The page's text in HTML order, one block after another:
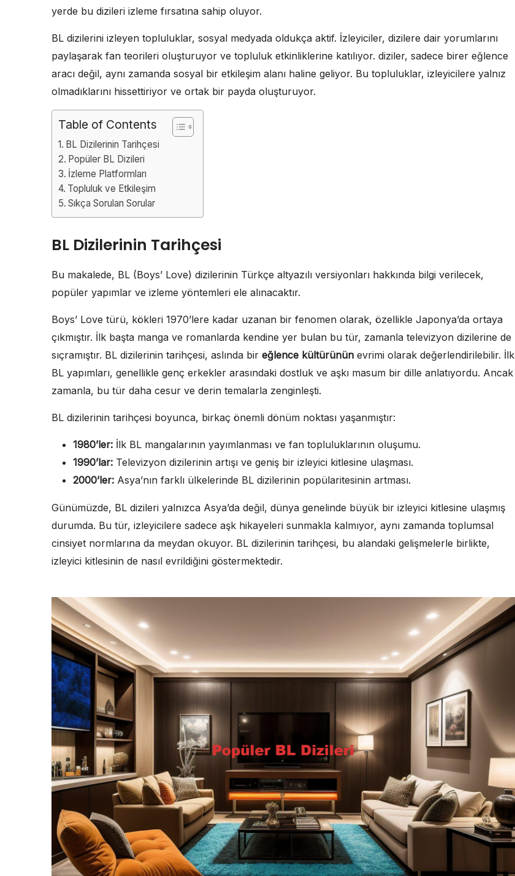
yerde bu dizileri izleme fırsatına sahip oluyor.
BL dizilerini izleyen topluluklar, sosyal medyada oldukça aktif. İzleyiciler, dizilere dair yorumlarını
paylaşarak fan teorileri oluşturuyor ve topluluk etkinliklerine katılıyor. diziler, sadece birer eğlence
aracı değil, aynı zamanda sosyal bir etkileşim alanı haline geliyor. Bu topluluklar, izleyicilere yalnız
olmadıklarını hissettiriyor ve ortak bir payda oluşturuyor.
Table of Contents
BL Dizilerinin Tarihçesi
Popüler BL Dizileri
İzleme Platformları
Topluluk ve Etkileşim
Sıkça Sorulan Sorular
BL Dizilerinin Tarihçesi
Bu makalede, BL (Boys’ Love) dizilerinin Türkçe altyazılı versiyonları hakkında bilgi verilecek,
popüler yapımlar ve izleme yöntemleri ele alınacaktır.
Boys’ Love türü, kökleri 1970’lere kadar uzanan bir fenomen olarak, özellikle Japonya’da ortaya
çıkmıştır. İlk başta manga ve romanlarda kendine yer bulan bu tür, zamanla televizyon dizilerine de
sıçramıştır. BL dizilerinin tarihçesi, aslında bir eğlence kültürünün evrimi olarak değerlendirilebilir. İlk
BL yapımları, genellikle genç erkekler arasındaki dostluk ve aşkı masum bir dille anlatıyordu. Ancak
zamanla, bu tür daha cesur ve derin temalarla zenginleşti.
BL dizilerinin tarihçesi boyunca, birkaç önemli dönüm noktası yaşanmıştır:
1980’ler: İlk BL mangalarının yayımlanması ve fan topluluklarının oluşumu.
1990’lar: Televizyon dizilerinin artışı ve geniş bir izleyici kitlesine ulaşması.
2000’ler: Asya’nın farklı ülkelerinde BL dizilerinin popülaritesinin artması.
Günümüzde, BL dizileri yalnızca Asya’da değil, dünya genelinde büyük bir izleyici kitlesine ulaşmış
durumda. Bu tür, izleyicilere sadece aşk hikayeleri sunmakla kalmıyor, aynı zamanda toplumsal
cinsiyet normlarına da meydan okuyor. BL dizilerinin tarihçesi, bu alandaki gelişmelerle birlikte,
izleyici kitlesinin de nasıl evrildiğini göstermektedir.